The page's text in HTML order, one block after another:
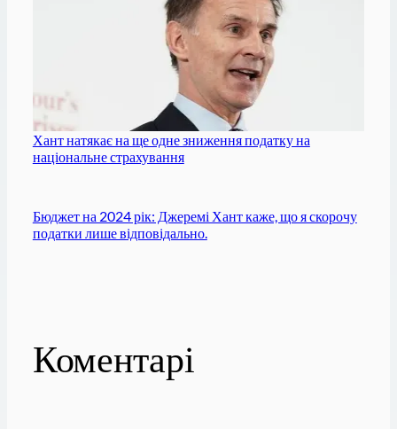
Хант натякає на ще одне зниження податку на
національне страхування
Бюджет на 2024 рік: Джеремі Хант каже, що я скорочу
податки лише відповідально.
Коментарі